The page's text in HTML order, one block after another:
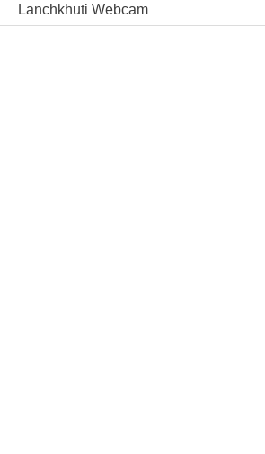
Lanchkhuti Webcam